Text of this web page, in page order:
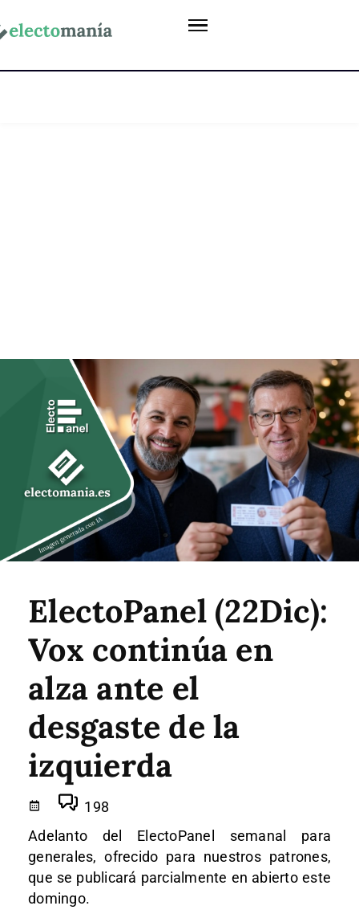
ElectoPanel (22Dic):
Vox continúa en
alza ante el
desgaste de la
izquierda
198
Adelanto del ElectoPanel semanal para
generales, ofrecido para nuestros patrones,
que se publicará parcialmente en abierto este
domingo.